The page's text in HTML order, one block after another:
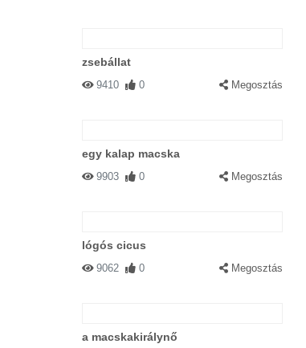
zsebállat
9410 0 Megosztás
egy kalap macska
9903 0 Megosztás
lógós cicus
9062 0 Megosztás
a macskakirálynő